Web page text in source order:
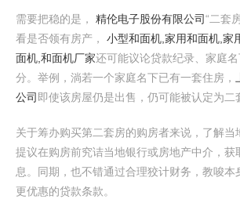
需要把稳的是， 精伦电子股份有限公司“二套
看是否领有房产， 小型和面机,家用和面机,家
面机,和面机厂家还可能议论贷款纪录、家庭
分。举例，淌若一个家庭名下已有一套住房，
公司 即使该房屋仍是出售，仍可能被认定为二
关于筹办购买第二套房的购房者来说，了解当
提议在购房前究诘当地银行或房地产中介，获
息。同期，也不错通过合理狡计财务，教唆本
更优惠的贷款条款。